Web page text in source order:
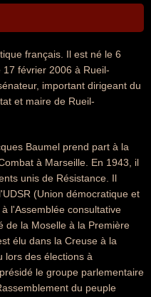
français. Il est né le 6
février 2006 à Rueil-
important dirigeant du
et maire de Rueil-
Baumel prend part à la
à Marseille. En 1943, il
unis de Résistance. Il
(Union démocratique et
l'Assemblée consultative
de la Moselle à la Première
élu dans la Creuse à la
lors des élections à
le groupe parlementaire
du peuple